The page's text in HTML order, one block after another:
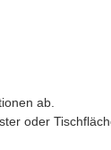
ab.
oder